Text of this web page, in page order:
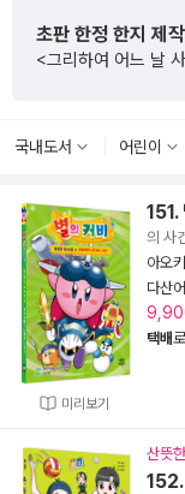
랑이여>
국내도서 어린이
미리보기
151.
의 사
아오
다산
택배
산뜻